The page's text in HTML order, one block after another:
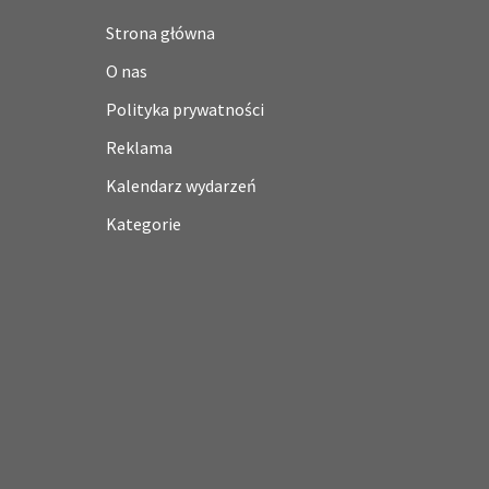
Strona główna
O nas
Polityka prywatności
Reklama
Kalendarz wydarzeń
Kategorie